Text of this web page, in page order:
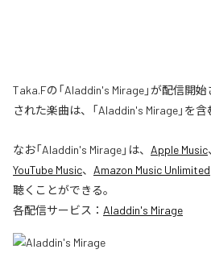
Taka.Fの「Aladdin's Mirage」が配信開
された楽曲は、「Aladdin's Mirage」を含
なお「Aladdin's Mirage」は、 Apple Music
YouTube Music、 Amazon Music Unlimited
聴くことができる。
各配信サービス： Aladdin's Mirage